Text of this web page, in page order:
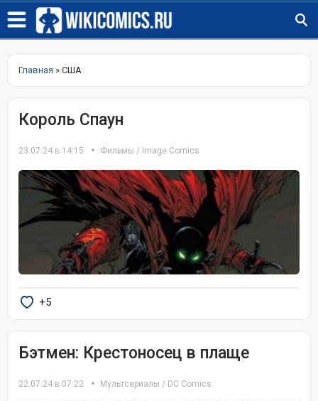
Главная » США
Король Спаун
23.07.24 в 14:15 Фильмы / Image Comics
+5
Бэтмен: Крестоносец в плаще
22.07.24 в 07:22 Мультсериалы / DC Comics